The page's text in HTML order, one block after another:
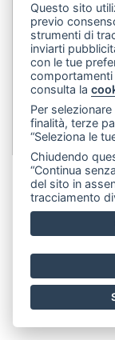
(+39)
Questo sito
previo
strumenti di
inviarti
con le tue
comportamenti
consulta la
Per
finalità, terze
“Seleziona le
Chiudendo
“Continua
del sito in
tracciamento